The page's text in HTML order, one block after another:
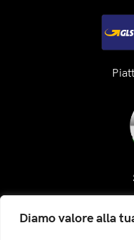
Diamo valore alla